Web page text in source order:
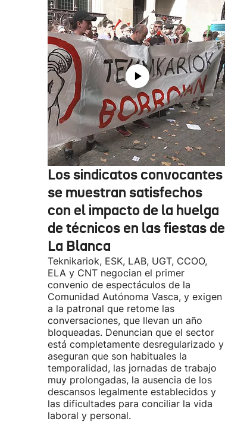
Los sindicatos convocantes
se muestran satisfechos
con el impacto de la huelga
de técnicos en las fiestas de
La Blanca
Teknikariok, ESK, LAB, UGT, CCOO,
ELA y CNT negocian el primer
convenio de espectáculos de la
Comunidad Autónoma Vasca, y exigen
a la patronal que retome las
conversaciones, que llevan un año
bloqueadas. Denuncian que el sector
está completamente desregularizado y
aseguran que son habituales la
temporalidad, las jornadas de trabajo
muy prolongadas, la ausencia de los
descansos legalmente establecidos y
las dificultades para conciliar la vida
laboral y personal.